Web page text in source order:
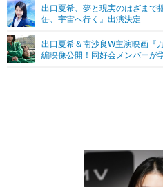
グラビア
ショッピング
その他
出口夏希、夢と現実のはざまで
缶、宇宙へ行く』出演決定
出口夏希＆南沙良W主演映画『
編映像公開！同好会メンバーが